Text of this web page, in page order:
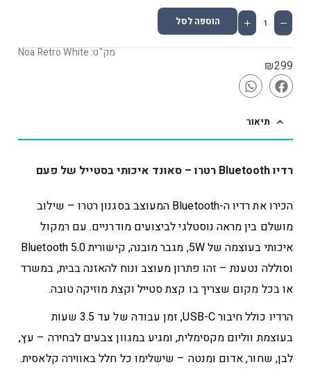
₪299
מק"ט: Noa Retro White
הוספה לסל
תיאור
רדיו Bluetooth רטרו – סאונד איכותי בסטייל של פעם
הכירו את רדיו ה-Bluetooth המעוצב בסגנון רטרו – שילוב
מושלם בין מראה נוסטלגי לביצועים מודרניים. עם רמקול
איכותי בעוצמה של 5W, מגבר מובנה, קישורית Bluetooth 5.0
וסוללה נטענת – זהו פתרון מעוצב ונוח להאזנה בבית, במשרד
או בכל מקום שצריך בו קצת סטייל וקצת מוזיקה טובה.
הרדיו כולל חיבור USB-C, זמן עבודה של עד 3.5 שעות
בעוצמת ווליום מקסימלית, ומגיע במגוון צבעים לבחירה – עץ,
לבן, שחור, אדום ומנטה – שישלימו כל חלל באווירה קלאסית.